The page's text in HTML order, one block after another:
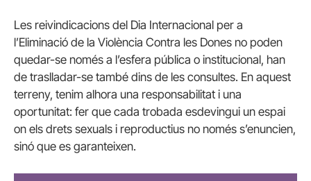
Les reivindicacions del Dia Internacional per a
l’Eliminació de la Violència Contra les Dones no poden
quedar-se només a l’esfera pública o institucional, han
de traslladar-se també dins de les consultes. En aquest
terreny, tenim alhora una responsabilitat i una
oportunitat: fer que cada trobada esdevingui un espai
on els drets sexuals i reproductius no només s’enuncien,
sinó que es garanteixen.